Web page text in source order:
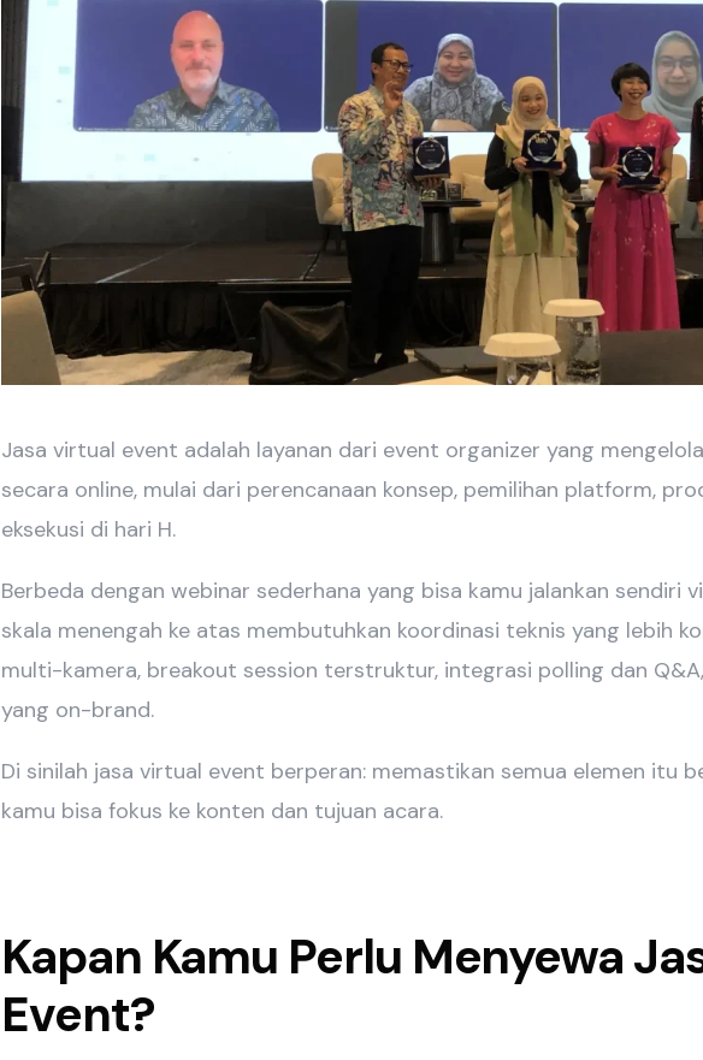
Jasa virtual event adalah layanan dari event organizer yang
secara online, mulai dari perencanaan konsep, pemilihan platform,
eksekusi di hari H.
Berbeda dengan webinar sederhana yang bisa kamu jalankan sendiri
skala menengah ke atas membutuhkan koordinasi teknis yang lebih
multi-kamera, breakout session terstruktur, integrasi polling dan
yang on-brand.
Di sinilah jasa virtual event berperan: memastikan semua elemen itu
kamu bisa fokus ke konten dan tujuan acara.
Kapan Kamu Perlu Menyewa
Event?